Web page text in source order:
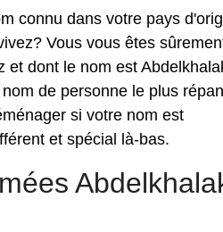
connu dans votre pays
Vous vous êtes
et dont le nom est
de personne le plus
si votre nom est
et spécial là-bas.